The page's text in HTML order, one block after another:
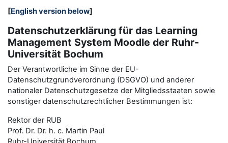
[English version below]
Datenschutzerklärung für das Learning
Management System Moodle der Ruhr-
Universität Bochum
Der Verantwortliche im Sinne der EU-
Datenschutzgrundverordnung (DSGVO) und anderer
nationaler Datenschutzgesetze der Mitgliedsstaaten sowie
sonstiger datenschutzrechtlicher Bestimmungen ist:
Rektor der RUB
Prof. Dr. Dr. h. c. Martin Paul